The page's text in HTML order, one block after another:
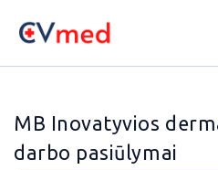
MB Inovatyvios
darbo pasiūlymai